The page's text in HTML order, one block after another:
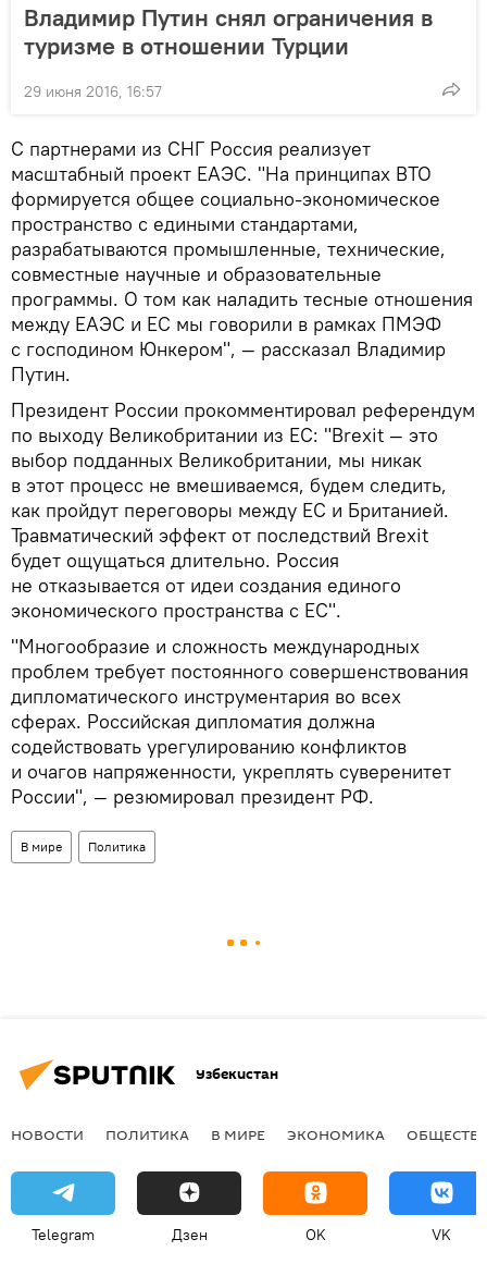
Владимир Путин снял ограничения в
туризме в отношении Турции
29 июня 2016, 16:57
С партнерами из СНГ Россия реализует
масштабный проект ЕАЭС. "На принципах ВТО
формируется общее социально-экономическое
пространство с едиными стандартами,
разрабатываются промышленные, технические,
совместные научные и образовательные
программы. О том как наладить тесные отношения
между ЕАЭС и ЕС мы говорили в рамках ПМЭФ
с господином Юнкером", — рассказал Владимир
Путин.
Президент России прокомментировал референдум
по выходу Великобритании из ЕС: "Brexit — это
выбор подданных Великобритании, мы никак
в этот процесс не вмешиваемся, будем следить,
как пройдут переговоры между ЕС и Британией.
Травматический эффект от последствий Brexit
будет ощущаться длительно. Россия
не отказывается от идеи создания единого
экономического пространства с ЕС".
"Многообразие и сложность международных
проблем требует постоянного совершенствования
дипломатического инструментария во всех
сферах. Российская дипломатия должна
содействовать урегулированию конфликтов
и очагов напряженности, укреплять суверенитет
России", — резюмировал президент РФ.
В мире Политика
Узбекистан
НОВОСТИ ПОЛИТИКА В МИРЕ ЭКОНОМИКА
Telegram Дзен OK VK